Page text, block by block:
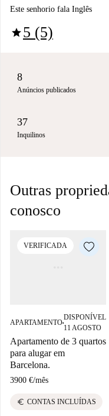
Este senhorio fala Inglês
star5 (5)
8
Anúncios publicados
37
Inquilinos
Outras
conosco
VERIFICADA
APARTAMENTO■
DISPONÍVEL
11 AGOSTO
Apartamento de 3 quartos
para alugar em
Barcelona.
3900 €/mês
euro CONTAS INCLUÍDAS